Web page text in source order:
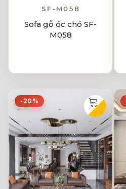
SF-M058
Sofa gỗ óc chó SF-
M058
-20%